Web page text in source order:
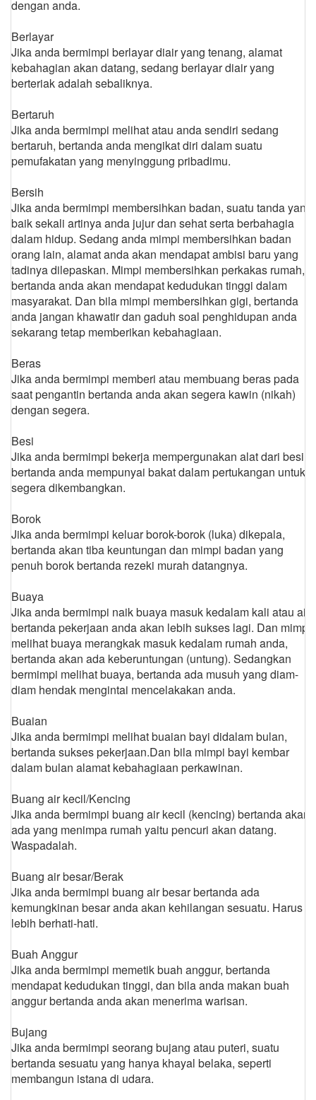
dengan anda.
Berlayar
Jika anda bermimpi berlayar diair yang tenang, alamat
kebahagian akan datang, sedang berlayar diair yang
berteriak adalah sebaliknya.
Bertaruh
Jika anda bermimpi melihat atau anda sendiri sedang
bertaruh, bertanda anda mengikat diri dalam suatu
pemufakatan yang menyinggung pribadimu.
Bersih
Jika anda bermimpi membersihkan badan, suatu tanda yang
baik sekali artinya anda jujur dan sehat serta berbahagia
dalam hidup. Sedang anda mimpi membersihkan badan
orang lain, alamat anda akan mendapat ambisi baru yang
tadinya dilepaskan. Mimpi membersihkan perkakas rumah,
bertanda anda akan mendapat kedudukan tinggi dalam
masyarakat. Dan bila mimpi membersihkan gigi, bertanda
anda jangan khawatir dan gaduh soal penghidupan anda
sekarang tetap memberikan kebahagiaan.
Beras
Jika anda bermimpi memberi atau membuang beras pada
saat pengantin bertanda anda akan segera kawin (nikah)
dengan segera.
Besi
Jika anda bermimpi bekerja mempergunakan alat dari besi
bertanda anda mempunyai bakat dalam pertukangan untuk
segera dikembangkan.
Borok
Jika anda bermimpi keluar borok-borok (luka) dikepala,
bertanda akan tiba keuntungan dan mimpi badan yang
penuh borok bertanda rezeki murah datangnya.
Buaya
Jika anda bermimpi naik buaya masuk kedalam kali atau air,
bertanda pekerjaan anda akan lebih sukses lagi. Dan mimpi
melihat buaya merangkak masuk kedalam rumah anda,
bertanda akan ada keberuntungan (untung). Sedangkan
bermimpi melihat buaya, bertanda ada musuh yang diam-
diam hendak mengintai mencelakakan anda.
Buaian
Jika anda bermimpi melihat buaian bayi didalam bulan,
bertanda sukses pekerjaan.Dan bila mimpi bayi kembar
dalam bulan alamat kebahagiaan perkawinan.
Buang air kecil/Kencing
Jika anda bermimpi buang air kecil (kencing) bertanda akan
ada yang menimpa rumah yaitu pencuri akan datang.
Waspadalah.
Buang air besar/Berak
Jika anda bermimpi buang air besar bertanda ada
kemungkinan besar anda akan kehilangan sesuatu. Harus
lebih berhati-hati.
Buah Anggur
Jika anda bermimpi memetik buah anggur, bertanda
mendapat kedudukan tinggi, dan bila anda makan buah
anggur bertanda anda akan menerima warisan.
Bujang
Jika anda bermimpi seorang bujang atau puteri, suatu
bertanda sesuatu yang hanya khayal belaka, seperti
membangun istana di udara.